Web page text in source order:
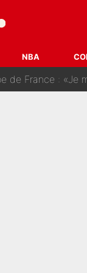
NBA
des temps
: La course
suis voulu»,